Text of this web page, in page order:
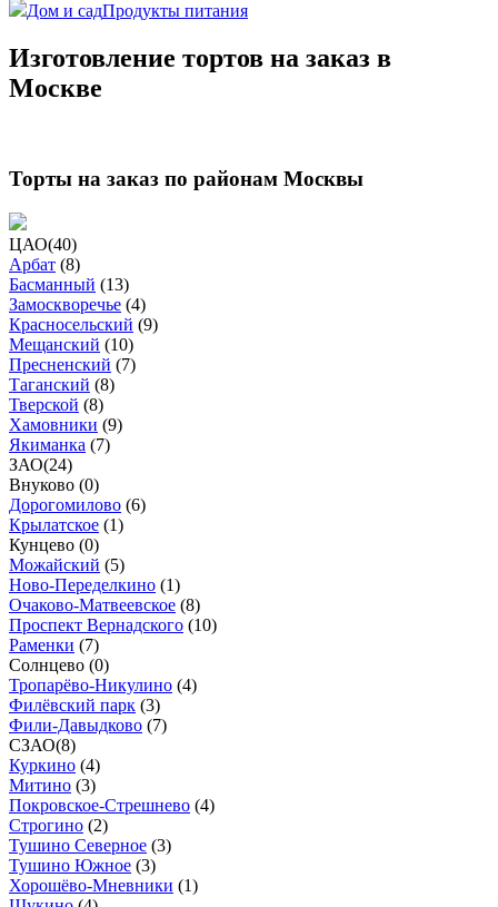
Дом и садПродукты питания
Изготовление тортов на заказ в
Москве
Торты на заказ по районам Москвы
ЦАО(40)
Арбат (8)
Басманный (13)
Замоскворечье (4)
Красносельский (9)
Мещанский (10)
Пресненский (7)
Таганский (8)
Тверской (8)
Хамовники (9)
Якиманка (7)
ЗАО(24)
Внуково (0)
Дорогомилово (6)
Крылатское (1)
Кунцево (0)
Можайский (5)
Ново-Переделкино (1)
Очаково-Матвеевское (8)
Проспект Вернадского (10)
Раменки (7)
Солнцево (0)
Тропарёво-Никулино (4)
Филёвский парк (3)
Фили-Давыдково (7)
СЗАО(8)
Куркино (4)
Митино (3)
Покровское-Стрешнево (4)
Строгино (2)
Тушино Северное (3)
Тушино Южное (3)
Хорошёво-Мневники (1)